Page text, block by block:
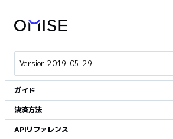
ガイド
決済方法
APIリファレンス